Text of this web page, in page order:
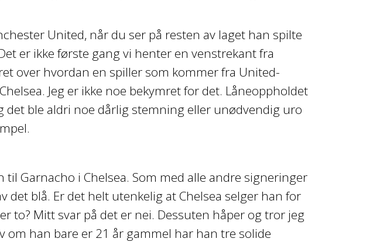
United, når du ser på resten av laget han spilte
er ikke første gang vi henter en venstrekant fra
over hvordan en spiller som kommer fra United-
Jeg er ikke noe bekymret for det. Låneoppholdet
det ble aldri noe dårlig stemning eller unødvendig uro
Garnacho i Chelsea. Som med alle andre signeringer
blå. Er det helt utenkelig at Chelsea selger han for
to? Mitt svar på det er nei. Dessuten håper og tror jeg
om han bare er 21 år gammel har han tre solide